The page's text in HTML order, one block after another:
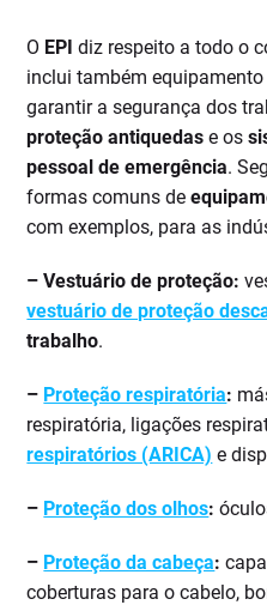
O EPI diz respeito a todo o
inclui também
garantir a segurança dos
proteção antiquedas e os
pessoal de emergência.
formas comuns de
com exemplos, para as
– Vestuário de proteção:
vestuário de proteção
trabalho.
– Proteção respiratória:
respiratória, ligações
respiratórios (ARICA) e
– Proteção dos olhos:
– Proteção da cabeça:
coberturas para o cabelo,